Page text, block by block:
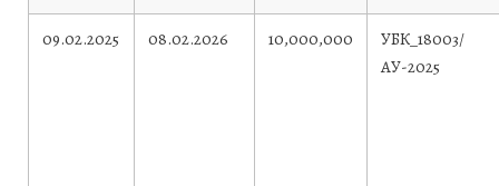
09.02.2025 08.02.2026 10,000,000
УБК_18003/
АУ-2025